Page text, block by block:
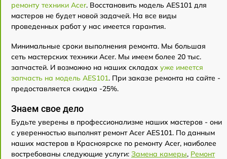
ремонту техники Acer. Восстановить модель AES101 для
мастеров не будет новой задачей. На все виды
проведенных работ у нас имеется гарантия.
Минимальные сроки выполнения ремонта. Мы большая
сеть мастерских техники Acer. Мы имеем более 20 тыс.
запчастей. И возможно на наших складах уже имеется
запчасть на модель AES101. При заказе ремонта на сайте -
предоставляется скидка -25%.
Знаем свое дело
Будьте уверены в профессионализме наших мастеров - они
с уверенностью выполнят ремонт Acer AES101. По данным
наших мастеров в Красноярске по ремонту Acer, наиболее
востребованы следующие услуги: Замена камеры, Ремонт